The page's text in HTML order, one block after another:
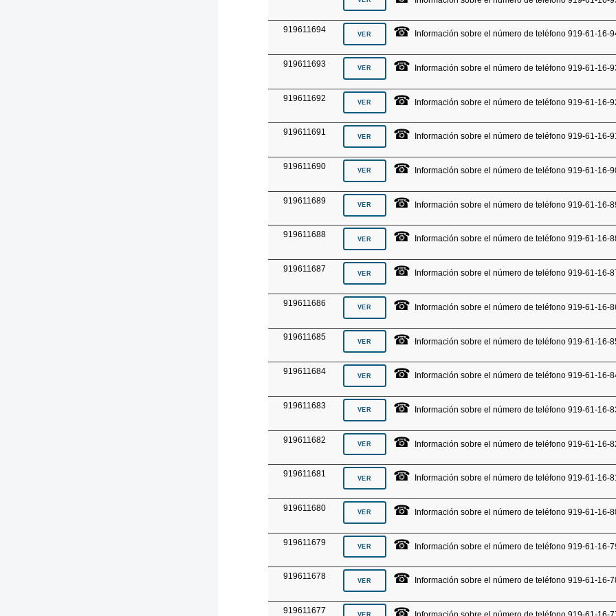
919611694 ☎ Información sobre el número de teléfono 919-61-16-
919611693 ☎ Información sobre el número de teléfono 919-61-16-
919611692 ☎ Información sobre el número de teléfono 919-61-16-
919611691 ☎ Información sobre el número de teléfono 919-61-16-91
919611690 ☎ Información sobre el número de teléfono 919-61-16-
919611689 ☎ Información sobre el número de teléfono 919-61-16-
919611688 ☎ Información sobre el número de teléfono 919-61-16-
919611687 ☎ Información sobre el número de teléfono 919-61-16-
919611686 ☎ Información sobre el número de teléfono 919-61-16-
919611685 ☎ Información sobre el número de teléfono 919-61-16-
919611684 ☎ Información sobre el número de teléfono 919-61-16-
919611683 ☎ Información sobre el número de teléfono 919-61-16-
919611682 ☎ Información sobre el número de teléfono 919-61-16-
919611681 ☎ Información sobre el número de teléfono 919-61-16-81
919611680 ☎ Información sobre el número de teléfono 919-61-16-
919611679 ☎ Información sobre el número de teléfono 919-61-16-
919611678 ☎ Información sobre el número de teléfono 919-61-16-
919611677 ☎